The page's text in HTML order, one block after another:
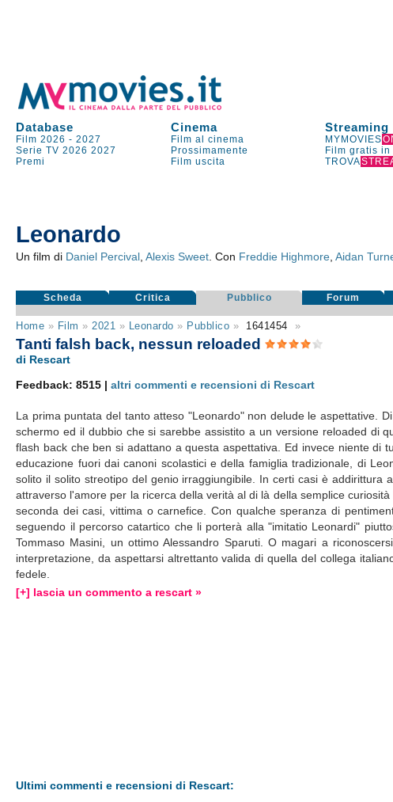
Database Cinema Streaming
Film 2026 -2027 Film al cinema MYMOVIES
Serie TV 2026 2027 Prossimamente Film gratis in
Premi
Film uscita TROVA
Leonardo
Un film di Daniel Percival ,Alexis Sweet . Con Freddie Highmore ,Aidan
Scheda Critica Pubblico Forum
Home » Film » 2021 » Leonardo » Pubblico » 1641454 »
Tanti falsh back, nessun reloaded
di Rescart
Feedback: 8515 |altri commenti e recensioni di Rescart
La prima puntata del tanto atteso "Leonardo" non delude le aspettative.
schermo ed il dubbio che si sarebbe assistito a un versione reloaded di
flash back che ben si adattano a questa aspettativa. Ed invece niente di
educazione fuori dai canoni scolastici e della famiglia tradizionale, di
solito il solito streotipo del genio irraggiungibile. In certi casi è
attraverso l'amore per la ricerca della verità al di là della semplice
seconda dei casi, vittima o carnefice. Con qualche speranza di
seguendo il percorso catartico che li porterà alla "imitatio Leonardi"
Tommaso Masini, un ottimo Alessandro Sparuti. O magari a
interpretazione, da aspettarsi altrettanto valida di quella del collega
fedele.
[+] lascia un commento a rescart »
Ultimi commenti e recensioni di Rescart: